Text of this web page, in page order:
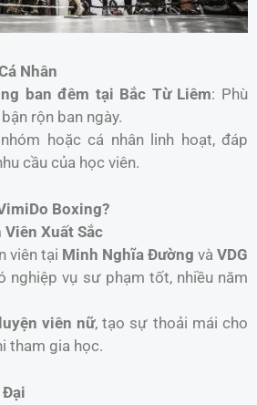
Nhân
ban đêm tại Bắc Từ Liêm: Phù
rộn ban ngày.
hoặc cá nhân linh hoạt, đáp
cầu của học viên.
Boxing?
Xuất Sắc
viên tại Minh Nghĩa Đường và VDG
nghiệp vụ sư phạm tốt, nhiều năm
viên nữ, tạo sự thoải mái cho
tham gia học.
Đại